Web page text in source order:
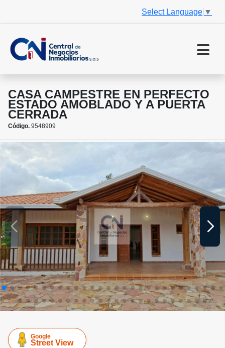
Select Language ▼
CASA CAMPESTRE EN PERFECTO
ESTADO AMOBLADO Y A PUERTA
CERRADA
Código. 9548909
Google
Street View